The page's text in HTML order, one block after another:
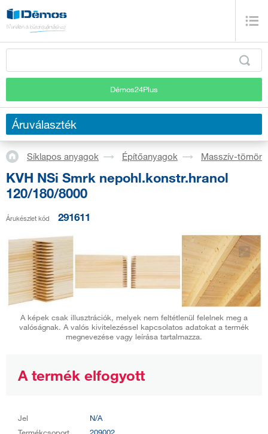
Démos24Plus
Áruválaszték
Síklapos anyagok Építőanyagok Masszív-
KVH NSi Smrk nepohl.konstr.hranol
120/180/8000
Árukészlet kód 291611
A képek csak illusztrációk, melyek nem feltétlenül felelnek meg a
valóságnak. A valós kivitelezéssel kapcsolatos adatokat a termék
megnevezése vagy leírása tartalmazza.
A termék elfogyott
Jel
N/A
Termékcsoport
209002